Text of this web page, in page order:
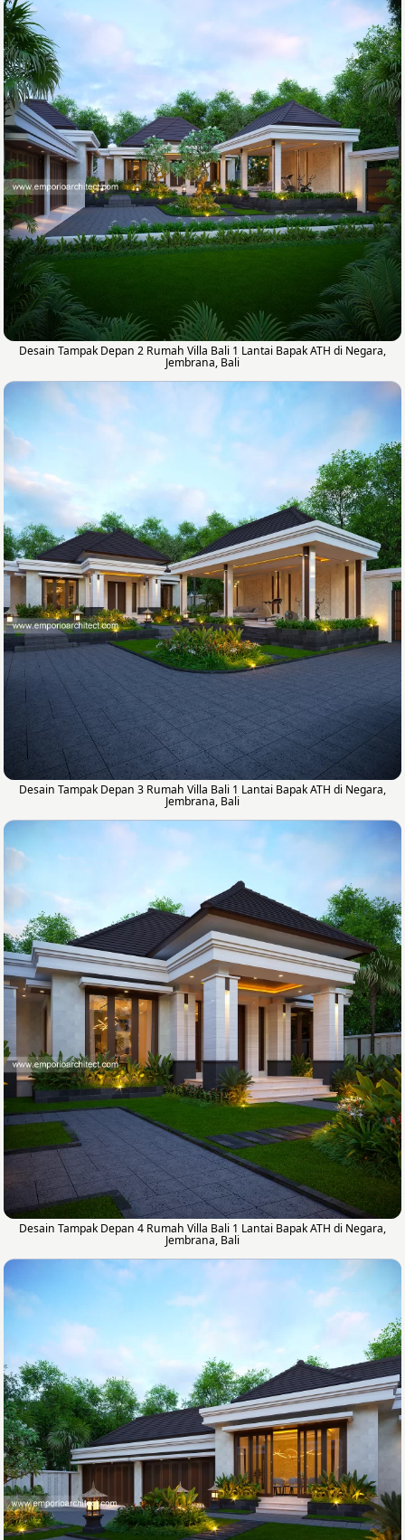
Desain Tampak Depan 2 Rumah Villa Bali 1 Lantai Bapak ATH di Negara,
Jembrana, Bali
Desain Tampak Depan 3 Rumah Villa Bali 1 Lantai Bapak ATH di Negara,
Jembrana, Bali
Desain Tampak Depan 4 Rumah Villa Bali 1 Lantai Bapak ATH di Negara,
Jembrana, Bali